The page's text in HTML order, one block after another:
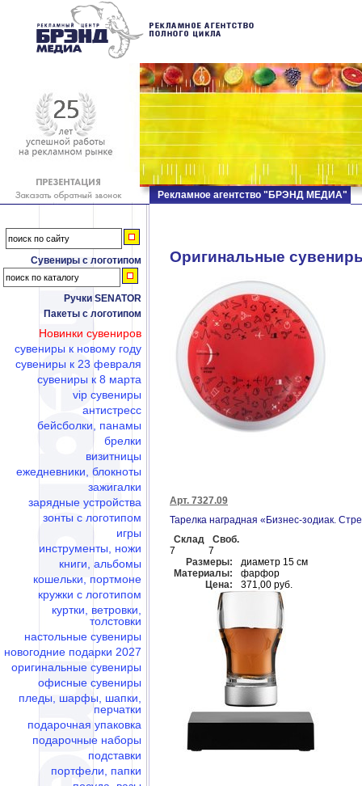
Сувениры с логотипом
Ручки SENATOR
Пакеты с логотипом
Новинки сувениров
сувениры к новому году
сувениры к 23 февраля
сувениры к 8 марта
vip сувениры
антистресс
бейсболки, панамы
брелки
визитницы
ежедневники, блокноты
зажигалки
зарядные устройства
зонты с логотипом
игры
инструменты, ножи
книги, альбомы
кошельки, портмоне
кружки с логотипом
куртки, ветровки,
толстовки
настольные сувениры
новогодние подарки 2027
оригинальные сувениры
офисные сувениры
пледы, шарфы, шапки,
перчатки
подарочная упаковка
подарочные наборы
подставки
портфели, папки
Рекламное агентство "БРЭНД МЕДИА"
Оригинальные
Арт. 7327.09
Тарелка наградная «Бизнес-зодиак.
Склад
Своб.
7
7
Размеры:
диаметр 15 см
Материалы:
фарфор
Цена:
371,00 руб.